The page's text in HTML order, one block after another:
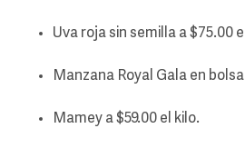
Uva roja sin semilla a $75.00
Manzana Royal Gala en bolsa
Mamey a $59.00 el kilo.